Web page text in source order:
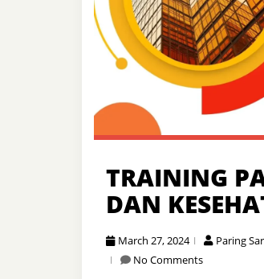
TRAINING
DAN
March 27, 2024 Paring
No Comments